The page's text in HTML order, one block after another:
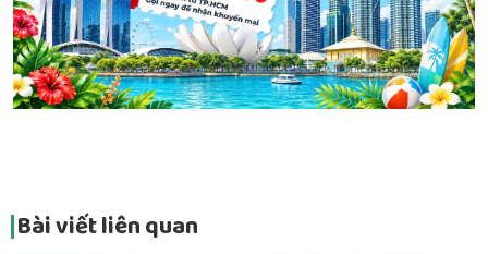
Bài viết liên quan